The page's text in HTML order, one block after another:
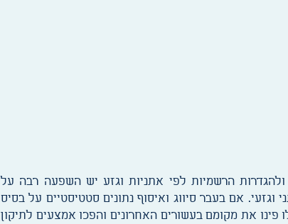
הרשמיות לפי אתניות וגזע יש השפעה רבה על
וגזעי. אם בעבר סיווג ואיסוף נתונים סטטיסטיים על בסיס
פינו את מקומם בעשורים האחרונים והפכו אמצעים לתיקון